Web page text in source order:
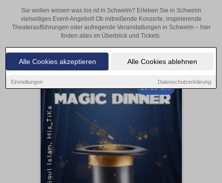
Alle Cookies akzeptieren Alle Cookies ablehnen
Einstellungen Datenschutzerklärung
Sie wollen wissen was los ist in Schwelm? Erleben Sie in Schwelm
vielseitiges Event-Angebot! Ob mitreißende Konzerte, inspirierende
Theateraufführungen oder aufregende Veranstaltungen in Schwelm – hier
finden alles im Überblick und Tickets.
19:00 Uhr